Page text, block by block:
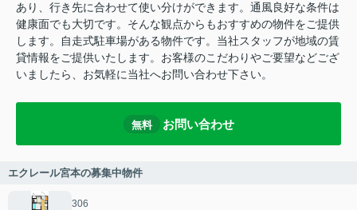
あり、行き先に合わせて使い分けができます。通風良好な条件は
健康面でも大切です。そんな観点からもおすすめの物件をご提供
します。自走式駐車場がある物件です。当社スタッフが地域の賃
貸情報をご提供いたします。お客様のこだわりやご要望などござ
いましたら、お気軽に当社へお問い合わせ下さい。
無料 お問い合わせ
エクレール宮本の募集中物件
306